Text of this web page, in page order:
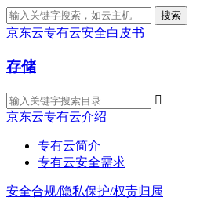
搜索
京东云专有云安全白皮书
存储

京东云专有云介绍
专有云简介
专有云安全需求
安全合规/隐私保护/权责归属